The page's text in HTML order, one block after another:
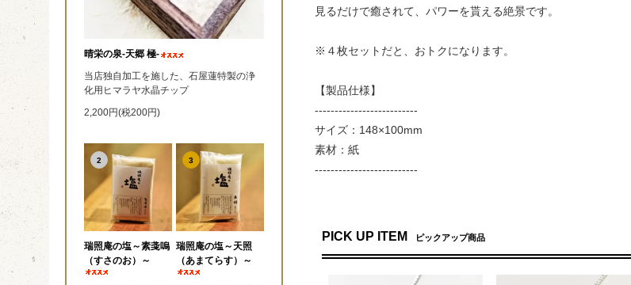
見るだけで癒されて、パワーを貰える絶景です。
※４枚セットだと、おトクになります。
【製品仕様】
--------------------------
サイズ：148×100mm
素材：紙
--------------------------
PICK UP ITEM ピックアップ商品
晴栄の泉‐天郷 極‐
当店独自加工を施した、石屋蓮特製の浄
化用ヒマラヤ水晶チップ
2,200円(税200円)
2
瑞照庵の塩～素戔嗚
（すさのお）～
3
瑞照庵の塩～天照
（あまてらす）～